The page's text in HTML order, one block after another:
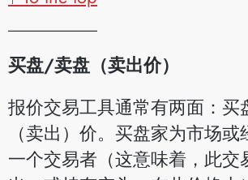
买盘/卖盘（卖出价）
报价交易工具通常有两面：买
（卖出）价。买盘家为市场
一个交易者（这意味着，此交